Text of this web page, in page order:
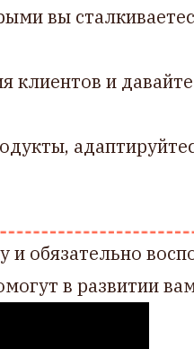
вы
клиентов и
обязательно
в развитии